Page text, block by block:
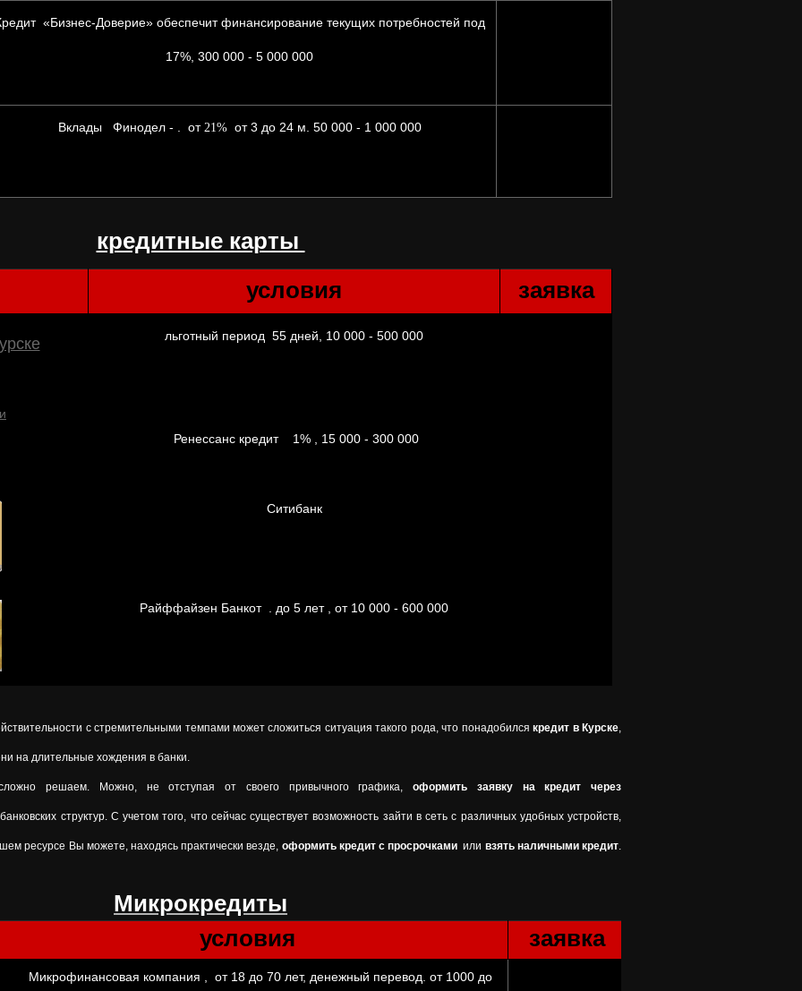
«Бизнес-Доверие» обеспечит финансирование текущих потребностей под
17%, 300 000 - 5 000 000
Вклады Финодел - . от21% от 3 до 24 м. 50 000 - 1 000 000
кредитные карты
условия
заявка
льготный период 55 дней, 10 000 - 500 000
Ренессанс кредит 1% , 15 000 - 300 000
Ситибанк
Райффайзен Банкот . до 5 лет , от 10 000 - 600 000
с стремительными темпами может сложиться ситуация такого рода, что понадобилсякредит в Курске,
на длительные хождения в банки.
решаем. Можно, не отступая от своего привычного графика,оформить заявку на кредит через
структур. С учетом того, что сейчас существует возможность зайти в сеть с различных удобных устройств,
ресурсе Вы можете, находясь практически везде, оформить кредит с просрочками или взять наличными кредит.
Микрокредиты
условия
заявка
Микрофинансовая компания , от 18 до 70 лет, денежный перевод. от 1000 до